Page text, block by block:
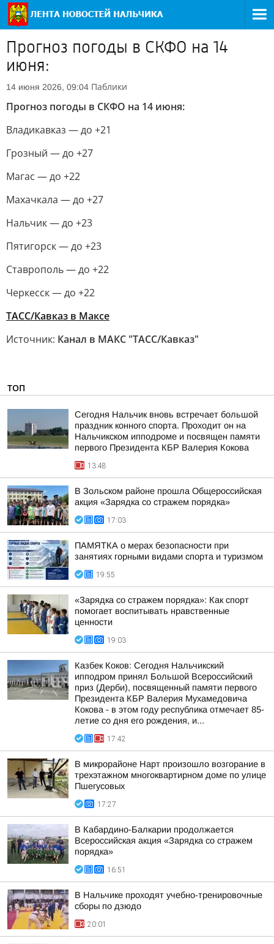
Прогноз погоды в СКФО на 14
июня:
14 июня 2026, 09:04 Паблики
Прогноз погоды в СКФО на 14 июня:
Владикавказ — до +21
Грозный — до +27
Магас — до +22
Махачкала — до +27
Нальчик — до +23
Пятигорск — до +23
Ставрополь — до +22
Черкесск — до +22
ТАСС/Кавказ в Максе
Источник: Канал в МАКС "ТАСС/Кавказ"
ТОП
Сегодня Нальчик вновь встречает большой
праздник конного спорта. Проходит он на
Нальчикском ипподроме и посвящен памяти
первого Президента КБР Валерия Кокова
13:48
В Зольском районе прошла Общероссийская
акция «Зарядка со стражем порядка»
17:03
ПАМЯТКА о мерах безопасности при
занятиях горными видами спорта и туризмом
19:55
«Зарядка со стражем порядка»: Как спорт
помогает воспитывать нравственные
ценности
19:03
Казбек Коков: Сегодня Нальчикский
ипподром принял Большой Всероссийский
приз (Дерби), посвященный памяти первого
Президента КБР Валерия Мухамедовича
Кокова - в этом году республика отмечает 85-
летие со дня его рождения, и...
17:42
В микрорайоне Нарт произошло возгорание в
трехэтажном многоквартирном доме по улице
Пшегусовых
17:27
В Кабардино-Балкарии продолжается
Всероссийская акция «Зарядка со стражем
порядка»
16:51
В Нальчике проходят учебно-тренировочные
сборы по дзюдо
20:01